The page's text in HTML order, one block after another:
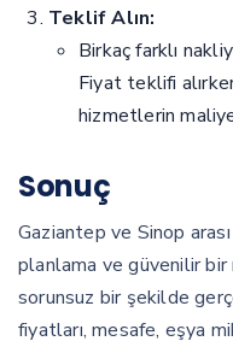
Teklif Alın:
Birkaç farklı
Fiyat teklifi
hizmetlerin
Sonuç
Gaziantep ve Sinop
planlama ve güvenilir bir
sorunsuz bir şekilde
fiyatları, mesafe, eşya